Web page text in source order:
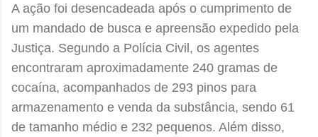
A ação foi desencadeada após o cumprimento de
um mandado de busca e apreensão expedido pela
Justiça. Segundo a Polícia Civil, os agentes
encontraram aproximadamente 240 gramas de
cocaína, acompanhados de 293 pinos para
armazenamento e venda da substância, sendo 61
de tamanho médio e 232 pequenos. Além disso,